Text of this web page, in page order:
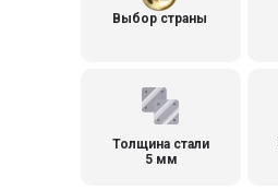
Толщина стали
5 мм
Выбор страны